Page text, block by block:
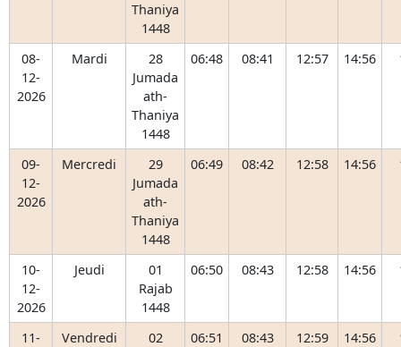
Thaniya
1448
08-
12-
2026
Mardi
28
Jumada
ath-
Thaniya
1448
06:48 08:41 12:57 14:56
09-
12-
2026
Mercredi
29
Jumada
ath-
Thaniya
1448
06:49 08:42 12:58 14:56
10-
12-
2026
Jeudi
01
Rajab
1448
06:50 08:43 12:58 14:56
11-
Vendredi
02
06:51 08:43 12:59 14:56